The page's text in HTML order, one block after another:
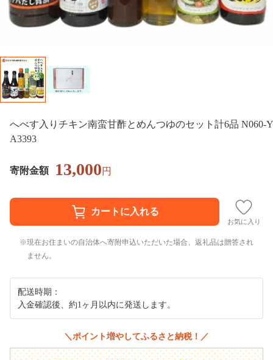
へべす入りチキン南蛮甘酢とめんつゆのセット計6品 N060-Y
A3393
寄附金額 13,000円
お気に入り
現在お住まいの自治体へ寄附申込いただいた場合、返礼品は贈答され
ません。
配送時期：
入金確認後、約1ヶ月以内に発送します。
＼ポイント増やしてふるさと納税！／